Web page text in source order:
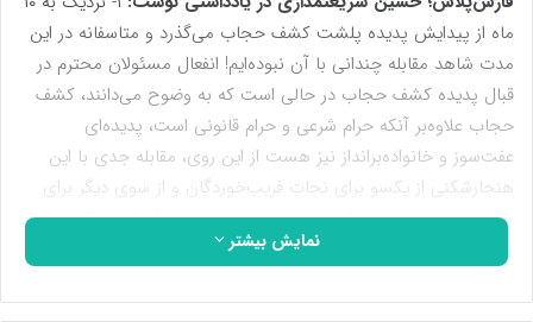
ماه از پیدایش پدیده پلشت کشف حجاب می‌گذرد و متاسفانه در این
مدت شاهد مقابله چندانی با آن نبوده‌ایم! انفعال مسئولان محترم در
قبال پدیده کشف حجاب در حالی است که به وضوح می‌دانند‌، کشف
حجاب علاوه‌بر آنکه حرام شرعی و حرام قانونی است، پدیده‌ای
عفت‌سوز و خانواده‌برانداز نیز هست از این روی، مقابله جدی با این
هنجار‌شکنی از یکسو برای نجات فریب‌خوردگان و از سوی دیگر برای
پاک‌سازی جامعه از توطئه بدخواهان، ضروری‌تر از آن است که تساهل
و انفعال در آن جایی داشته باشد. اکنون سؤال این است که ا‌نفعال ده
ا‌نفعال در اجرای نص صریح قانون، مصداق روشنی از «‌ترک فعل‌»
نمایش بیشتر